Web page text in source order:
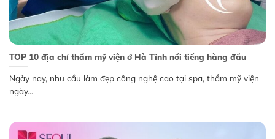
TOP 10 địa chỉ thẩm mỹ viện ở Hà Tĩnh nổi tiếng hàng đầu
Ngày nay, nhu cầu làm đẹp công nghệ cao tại spa, thẩm mỹ viện
ngày...